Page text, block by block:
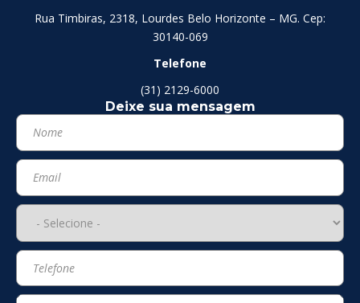
Rua Timbiras, 2318, Lourdes Belo Horizonte – MG. Cep:
30140-069
Telefone
(31) 2129-6000
Deixe sua mensagem